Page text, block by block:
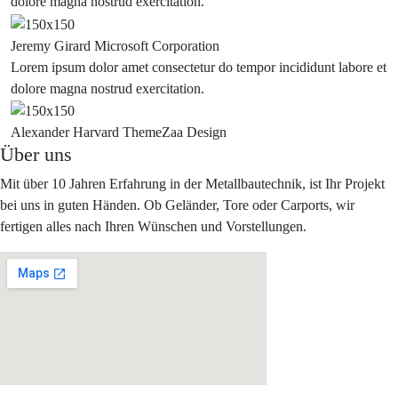
Jeremy Girard Microsoft Corporation
Lorem ipsum dolor amet consectetur do tempor incididunt labore et
dolore magna nostrud exercitation.
Alexander Harvard ThemeZaa Design
Über uns
Mit über 10 Jahren Erfahrung in der Metallbautechnik, ist Ihr Projekt
bei uns in guten Händen. Ob Geländer, Tore oder Carports, wir
fertigen alles nach Ihren Wünschen und Vorstellungen.